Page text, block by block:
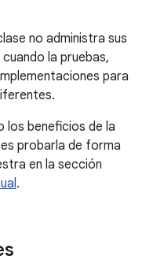
no administra sus
la pruebas,
para
los beneficios de la
probarla de forma
en la sección
.